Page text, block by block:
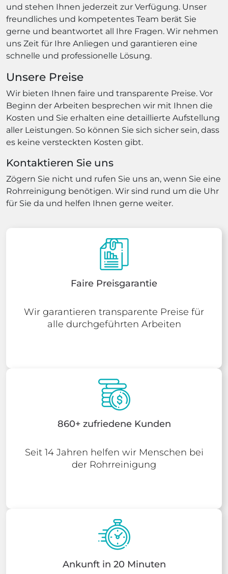
und stehen Ihnen jederzeit zur Verfügung. Unser
freundliches und kompetentes Team berät Sie
gerne und beantwortet all Ihre Fragen. Wir nehmen
uns Zeit für Ihre Anliegen und garantieren eine
schnelle und professionelle Lösung.
Unsere Preise
Wir bieten Ihnen faire und transparente Preise. Vor
Beginn der Arbeiten besprechen wir mit Ihnen die
Kosten und Sie erhalten eine detaillierte Aufstellung
aller Leistungen. So können Sie sich sicher sein, dass
es keine versteckten Kosten gibt.
Kontaktieren Sie uns
Zögern Sie nicht und rufen Sie uns an, wenn Sie eine
Rohrreinigung benötigen. Wir sind rund um die Uhr
für Sie da und helfen Ihnen gerne weiter.
Faire Preisgarantie
Wir garantieren transparente Preise für
alle durchgeführten Arbeiten
860+ zufriedene Kunden
Seit 14 Jahren helfen wir Menschen bei
der Rohrreinigung
Ankunft in 20 Minuten